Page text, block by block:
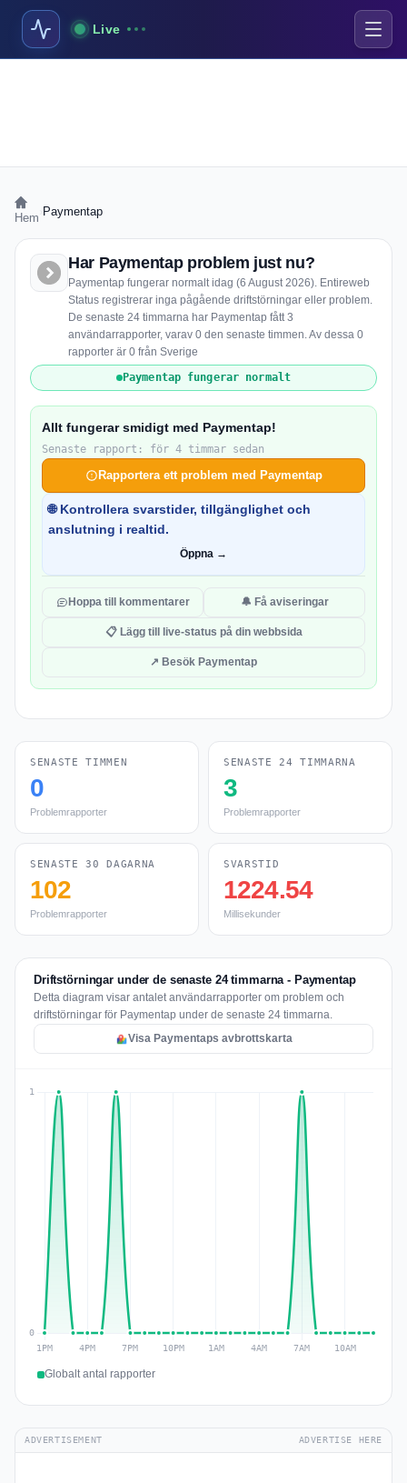
Live
Hem Paymentap
Har Paymentap problem just nu?
Paymentap fungerar normalt idag (6 August 2026). Entireweb
Status registrerar inga pågående driftstörningar eller problem.
De senaste 24 timmarna har Paymentap fått 3
användarrapporter, varav 0 den senaste timmen. Av dessa 0
rapporter är 0 från Sverige
Paymentap fungerar normalt
Allt fungerar smidigt med Paymentap!
Senaste rapport: för 4 timmar sedan
Rapportera ett problem med Paymentap
🌐 Kontrollera svarstider, tillgänglighet och
anslutning i realtid.
Öppna →
Hoppa till kommentarer 🔔 Få aviseringar
📋 Lägg till live-status på din webbsida
↗ Besök Paymentap
SENASTE TIMMEN
0
Problemrapporter
SENASTE 24 TIMMARNA
3
Problemrapporter
SENASTE 30 DAGARNA
102
Problemrapporter
SVARSTID
1224.54
Millisekunder
Driftstörningar under de senaste 24 timmarna - Paymentap
Detta diagram visar antalet användarrapporter om problem och
driftstörningar för Paymentap under de senaste 24 timmarna.
Visa Paymentaps avbrottskarta
Globalt antal rapporter
ADVERTISEMENT ADVERTISE HERE